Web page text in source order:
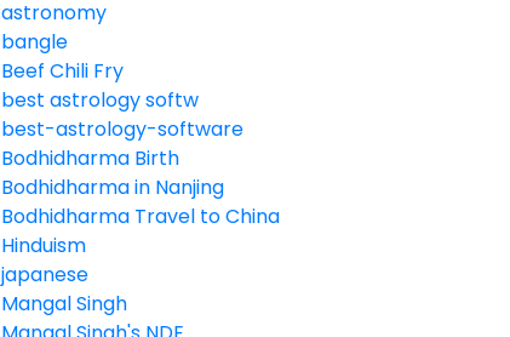
astronomy
bangle
Beef Chili Fry
best astrology softw
best-astrology-software
Bodhidharma Birth
Bodhidharma in Nanjing
Bodhidharma Travel to China
Hinduism
japanese
Mangal Singh